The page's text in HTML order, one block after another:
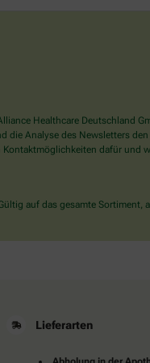
Healthcare Deutschland
die Analyse des Newsletters
dafür und
auf das gesamte Sortiment,
Lieferarten